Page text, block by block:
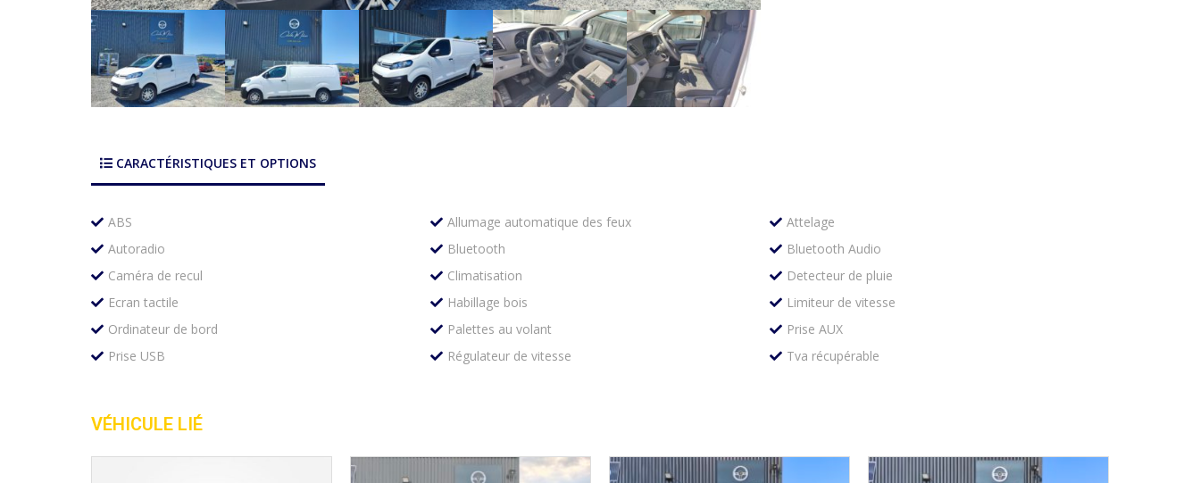
CARACTÉRISTIQUES ET OPTIONS
ABS Allumage automatique des feux
Attelage
Autoradio
Bluetooth
Bluetooth Audio
Caméra de recul
Climatisation
Detecteur de pluie
Ecran tactile
Habillage bois
Limiteur de vitesse
Ordinateur de bord
Palettes au volant
Prise AUX
Prise USB
Régulateur de vitesse Tva récupérable
VÉHICULE LIÉ